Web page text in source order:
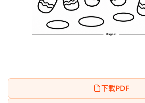
下載PDF